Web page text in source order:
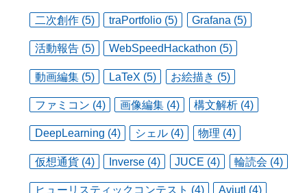
二次創作 (5) traPortfolio (5) Grafana (5)
活動報告 (5) WebSpeedHackathon (5)
動画編集 (5) LaTeX (5) お絵描き (5)
ファミコン (4) 画像編集 (4) 構文解析 (4)
DeepLearning (4) シェル (4) 物理 (4)
仮想通貨 (4) Inverse (4) JUCE (4) 輪読会 (4)
ヒューリスティックコンテスト (4) Aviutl (4)